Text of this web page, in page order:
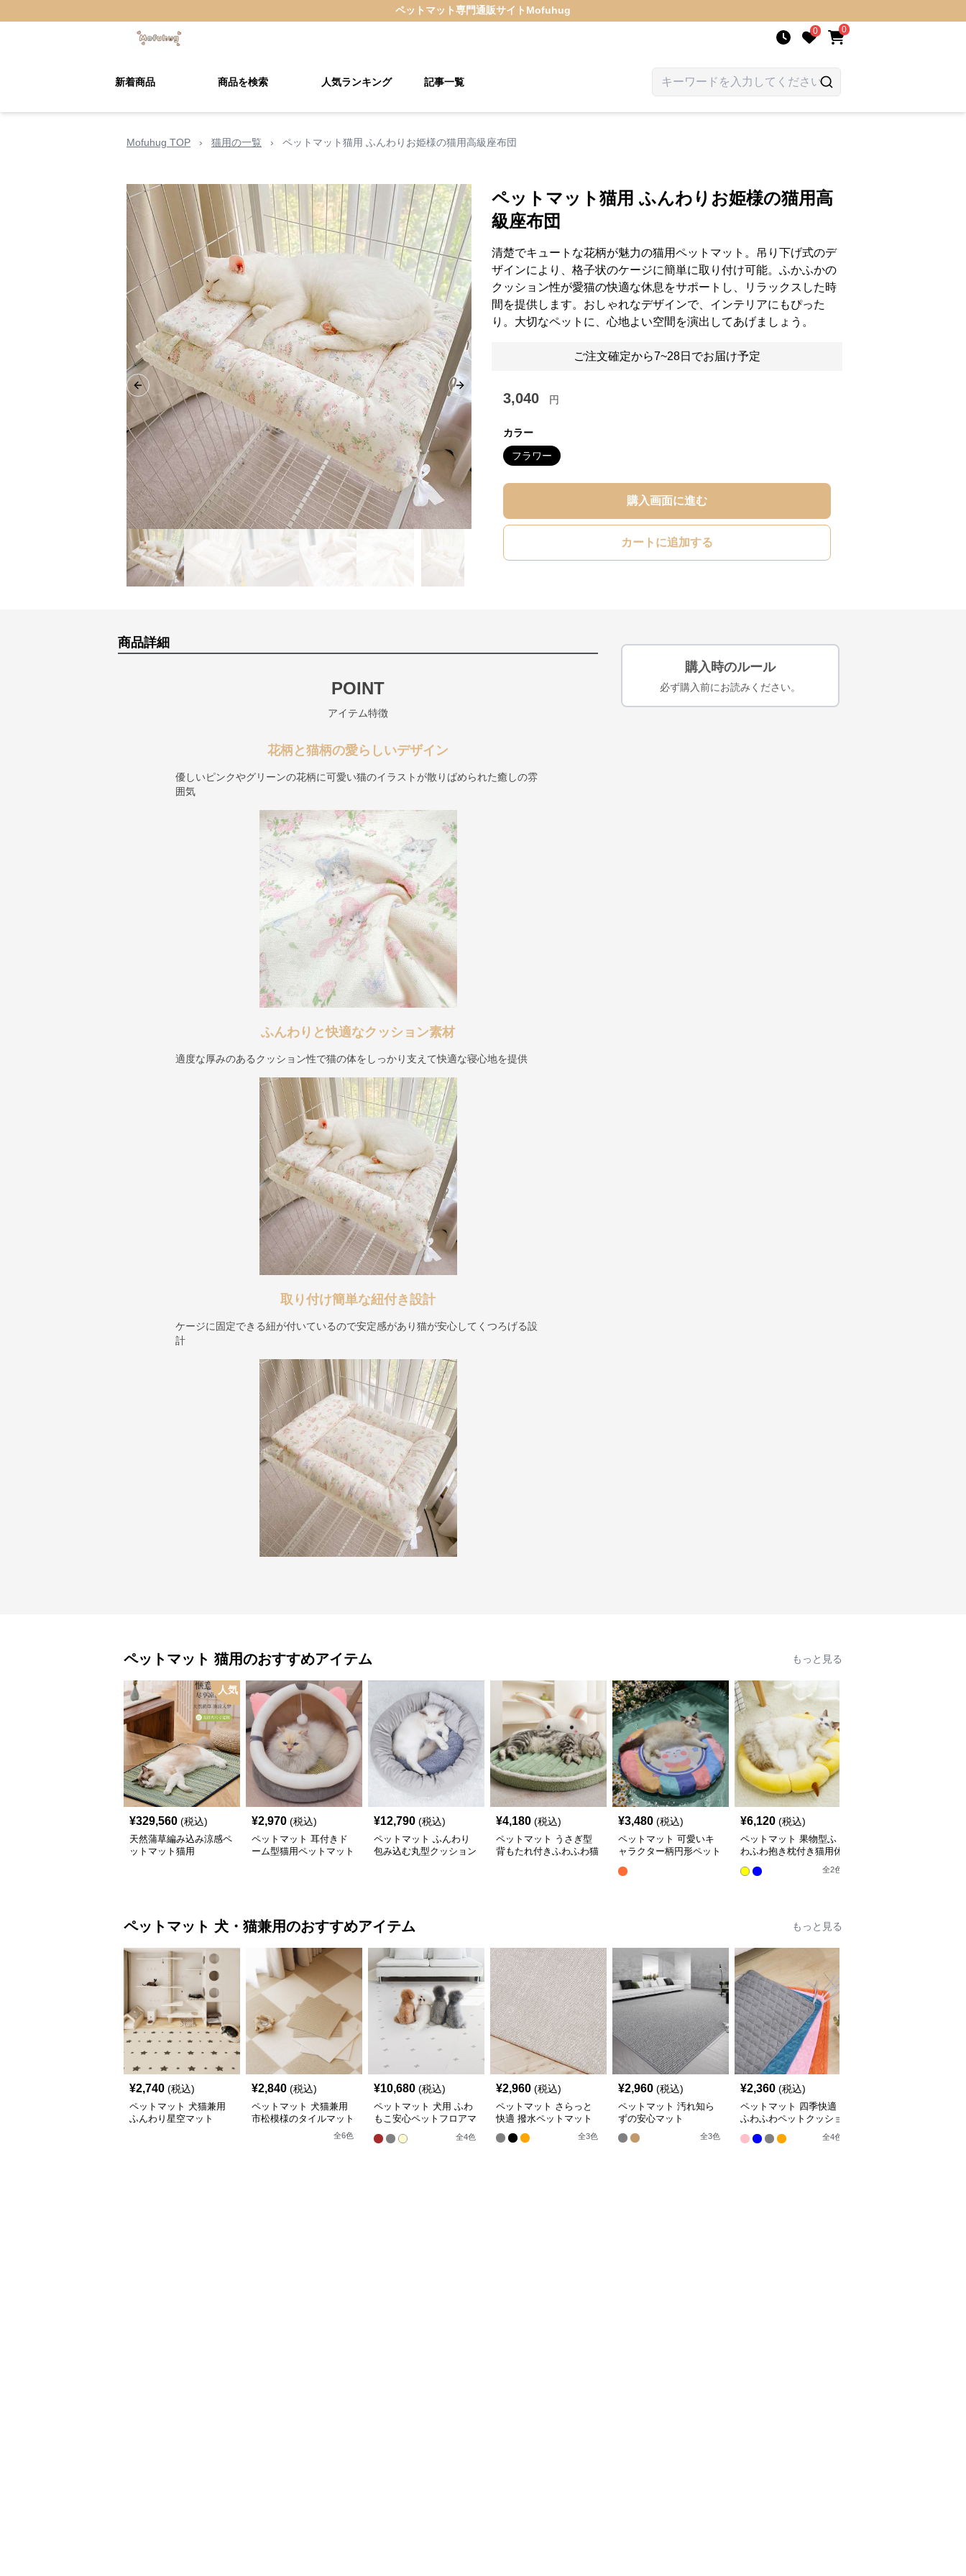
ペットマット専門通販サイト Mofuhug
0 0
新着商品 商品を検索 人気ランキング 記事一覧
Mofuhug TOP › 猫用の一覧 › ペットマット猫用 ふんわりお姫様の猫用高級座布団
Previous slide Next slide
ペットマット猫用 ふんわりお姫様の猫用高
級座布団
清楚でキュートな花柄が魅力の猫用ペットマット。吊り下げ式のデ
ザインにより、格子状のケージに簡単に取り付け可能。ふかふかの
クッション性が愛猫の快適な休息をサポートし、リラックスした時
間を提供します。おしゃれなデザインで、インテリアにもぴった
り。大切なペットに、心地よい空間を演出してあげましょう。
ご注文確定から7~28日でお届け予定
3,040 円
カラー
フラワー
購入画面に進む
カートに追加する
商品詳細
POINT
アイテム特徴
花柄と猫柄の愛らしいデザイン
優しいピンクやグリーンの花柄に可愛い猫のイラストが散りばめられた癒しの雰
囲気
ふんわりと快適なクッション素材
適度な厚みのあるクッション性で猫の体をしっかり支えて快適な寝心地を提供
取り付け簡単な紐付き設計
ケージに固定できる紐が付いているので安定感があり猫が安心してくつろげる設
計
購入時のルール
必ず購入前にお読みください。
ペットマット 猫用のおすすめアイテム もっと見る
人気
¥329,560 (税込)
天然蒲草編み込み涼感ペ
ットマット猫用
¥2,970 (税込)
ペットマット 耳付きド
ーム型猫用ペットマット
¥12,790 (税込)
ペットマット ふんわり
包み込む丸型クッション
¥4,180 (税込)
ペットマット うさぎ型
背もたれ付きふわふわ猫
¥3,480 (税込)
ペットマット 可愛いキ
ャラクター柄円形ペット
¥6,120 (税込)
ペットマット 果物型ふ
わふわ抱き枕付き猫用休
全2色
ペットマット 犬・猫兼用のおすすめアイテム もっと見る
¥2,740 (税込)
ペットマット 犬猫兼用
ふんわり星空マット
¥2,840 (税込)
ペットマット 犬猫兼用
市松模様のタイルマット
全6色
¥10,680 (税込)
ペットマット 犬用 ふわ
もこ安心ペットフロアマ
全4色
¥2,960 (税込)
ペットマット さらっと
快適 撥水ペットマット
全3色
¥2,960 (税込)
ペットマット 汚れ知ら
ずの安心マット
全3色
¥2,360 (税込)
ペットマット 四季快適
ふわふわペットクッショ
全4色